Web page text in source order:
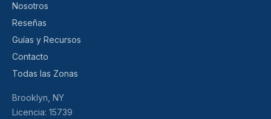
Nosotros
Reseñas
Guías y Recursos
Contacto
Todas las Zonas
Brooklyn, NY
Licencia: 15739